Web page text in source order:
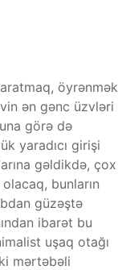
öyrənmək
ən gənc üzvləri
görə də
yaradıcı girişi
gəldikdə, çox
bunların
güzəştə
ibarət bu
uşaq otağı
mərtəbəli